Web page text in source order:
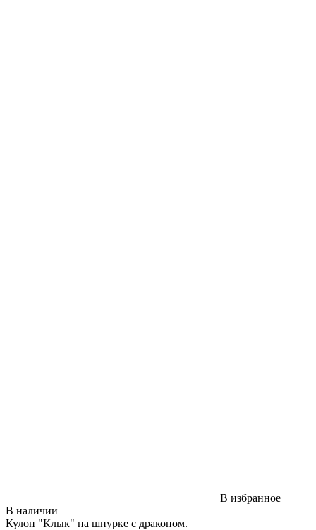
В избранное
В наличии
Кулон "Клык" на шнурке с драконом.